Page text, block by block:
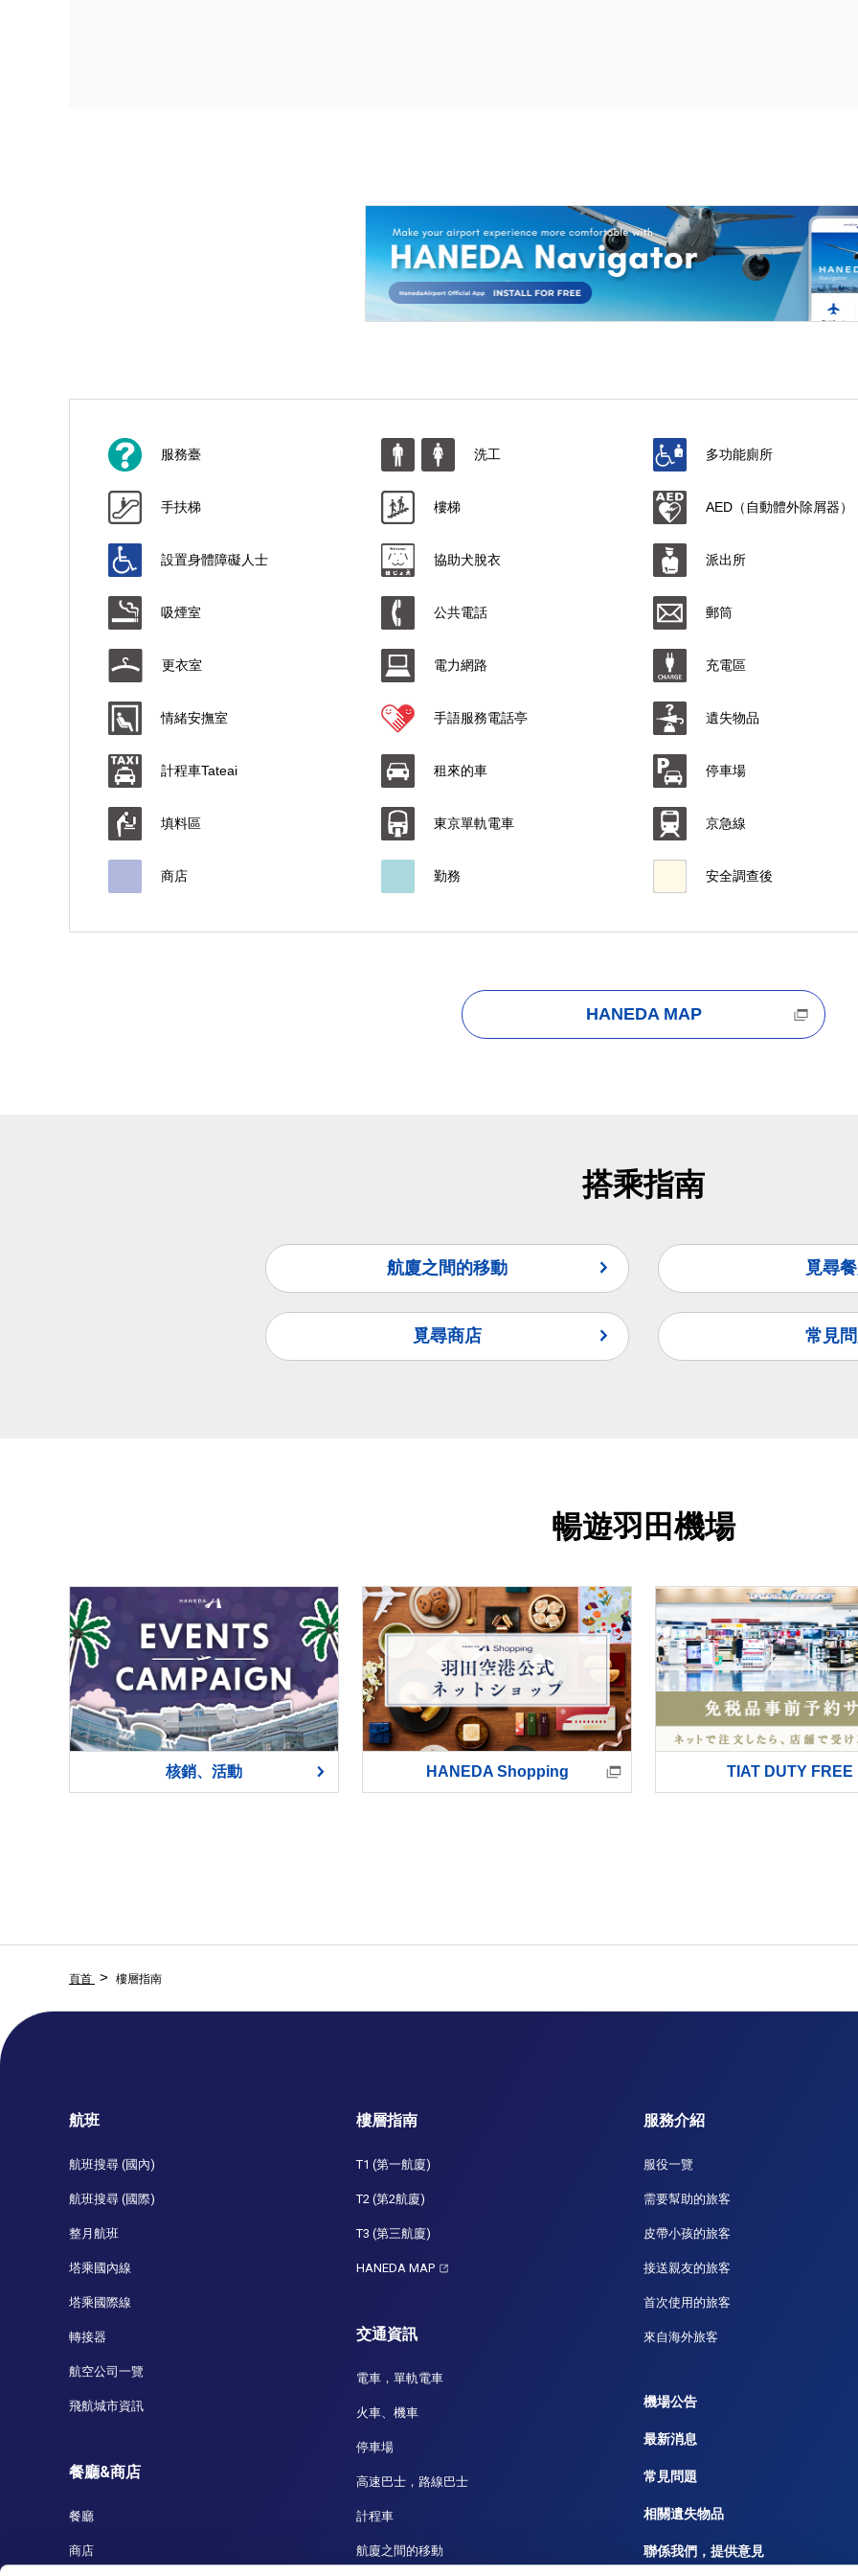
服務臺 洗工 多功能廁所
手扶梯 樓梯 AED（自動體外除屑器）
設置身體障礙人士 協助犬脫衣 派出所
吸煙室 公共電話 郵筒
更衣室 電力網路 充電區
情緒安撫室 手語服務電話亭 遺失物品
計程車Tateai 租來的車 停車場
填料區 東京單軌電車 京急線
商店 勤務 安全調查後
HANEDA MAP
搭乘指南
航廈之間的移動 覓尋
覓尋商店 常見
暢遊羽田機場
核銷、活動 HANEDA Shopping TIAT DUTY FREE
頁首 樓層指南
航班
航班搜尋 (國內)
航班搜尋 (國際)
整月航班
塔乘國內線
塔乘國際線
轉接器
航空公司一覽
飛航城市資訊
餐廳&商店
餐廳
商店
樓層指南
T1 (第一航廈)
T2 (第2航廈)
T3 (第三航廈)
HANEDA MAP
交通資訊
電車，單軌電車
火車、機車
停車場
高速巴士，路線巴士
計程車
航廈之間的移動
服務介紹
服役一覽
需要幫助的旅客
皮帶小孩的旅客
接送親友的旅客
首次使用的旅客
來自海外旅客
機場公告
最新消息
常見問題
相關遺失物品
聯係我們，提供意見